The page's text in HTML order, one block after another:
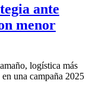
ante
menor
logística más
una campaña 2025